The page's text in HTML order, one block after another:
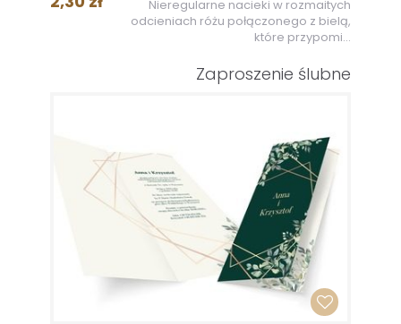
Nieregularne nacieki w rozmaitych
odcieniach różu połączonego z bielą,
które przypomi...
Zaproszenie ślubne